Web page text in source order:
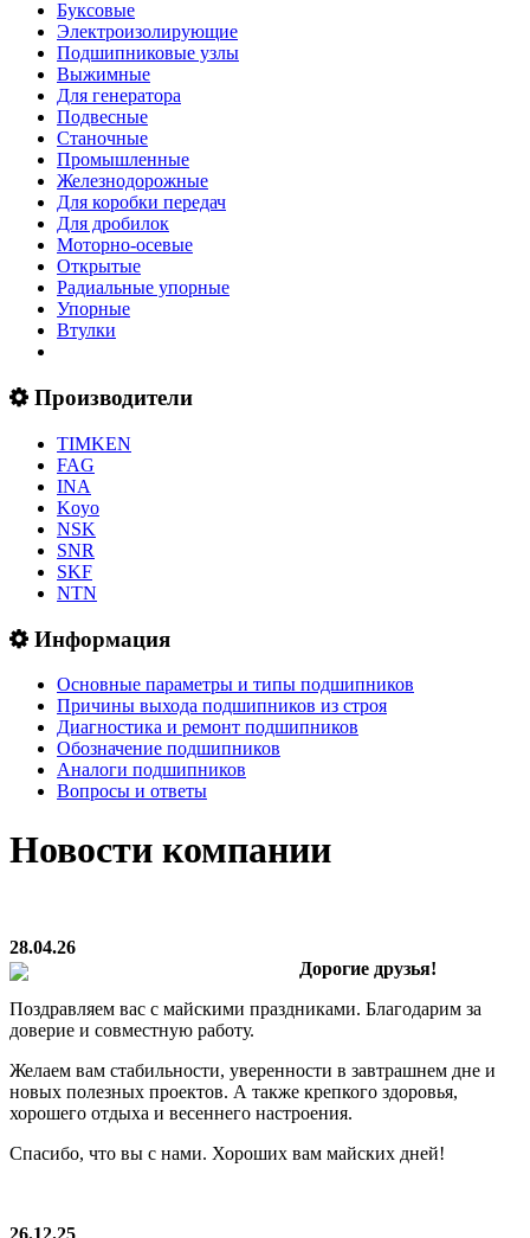
Буксовые
Электроизолирующие
Подшипниковые узлы
Выжимные
Для генератора
Подвесные
Станочные
Промышленные
Железнодорожные
Для коробки передач
Для дробилок
Моторно-осевые
Открытые
Радиальные упорные
Упорные
Втулки
Производители
TIMKEN
FAG
INA
Koyo
NSK
SNR
SKF
NTN
Информация
Основные параметры и типы подшипников
Причины выхода подшипников из строя
Диагностика и ремонт подшипников
Обозначение подшипников
Аналоги подшипников
Вопросы и ответы
Новости компании
28.04.26
Дорогие друзья!
Поздравляем вас с майскими праздниками. Благодарим за
доверие и совместную работу.
Желаем вам стабильности, уверенности в завтрашнем дне и
новых полезных проектов. А также крепкого здоровья,
хорошего отдыха и весеннего настроения.
Спасибо, что вы с нами. Хороших вам майских дней!